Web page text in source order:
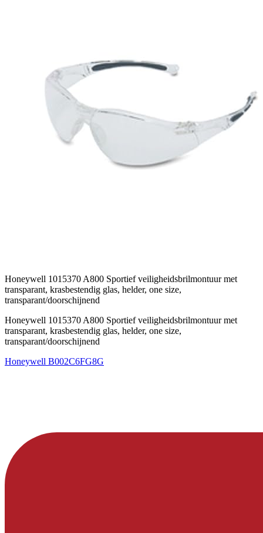
Honeywell 1015370 A800 Sportief veiligheidsbrilmontuur met
transparant, krasbestendig glas, helder, one size,
transparant/doorschijnend
Honeywell 1015370 A800 Sportief veiligheidsbrilmontuur met
transparant, krasbestendig glas, helder, one size,
transparant/doorschijnend
Honeywell B002C6FG8G